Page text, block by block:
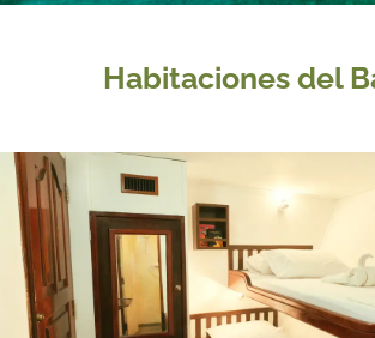
Habitaciones del